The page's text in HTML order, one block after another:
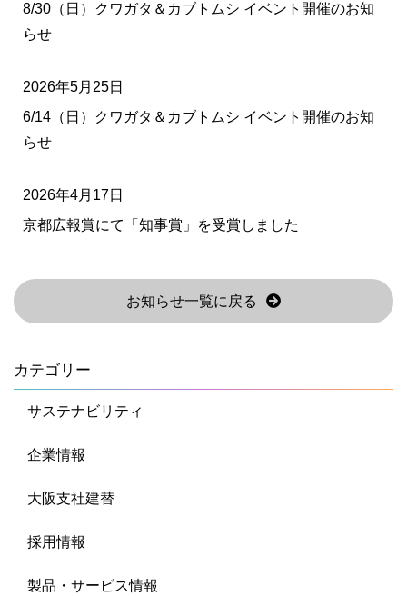
8/30（日）クワガタ＆カブトムシ イベント開催のお知
らせ
2026年5月25日
6/14（日）クワガタ＆カブトムシ イベント開催のお知
らせ
2026年4月17日
京都広報賞にて「知事賞」を受賞しました
お知らせ一覧に戻る
カテゴリー
サステナビリティ
企業情報
大阪支社建替
採用情報
製品・サービス情報